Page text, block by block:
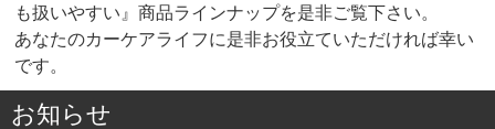
も扱いやすい』商品ラインナップを是非ご覧下さい。
あなたのカーケアライフに是非お役立ていただければ幸い
です。
お知らせ